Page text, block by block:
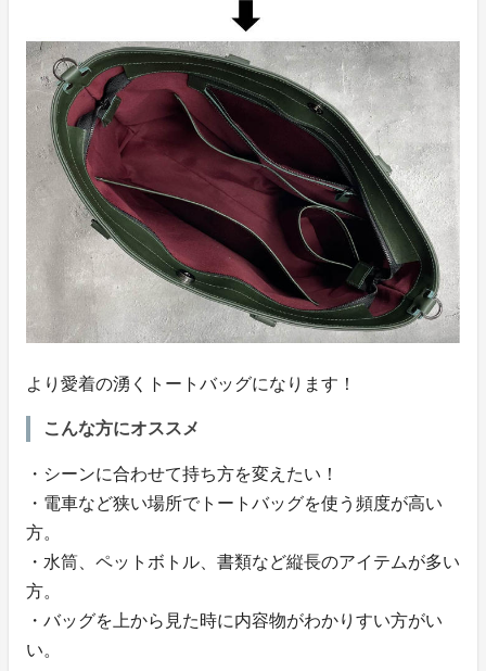
より愛着の湧くトートバッグになります！
こんな方にオススメ
・シーンに合わせて持ち方を変えたい！
・電車など狭い場所でトートバッグを使う頻度が高い
方。
・水筒、ペットボトル、書類など縦長のアイテムが多い
方。
・バッグを上から見た時に内容物がわかりすい方がい
い。